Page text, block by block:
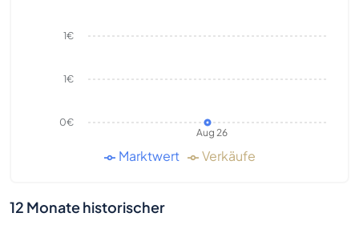
Aug 26
0€
1€
1€
Marktwert Verkäufe
12 Monate historischer